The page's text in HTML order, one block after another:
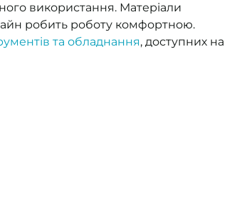
використання. Матеріали
робить роботу комфортною.
та обладнання, доступних на